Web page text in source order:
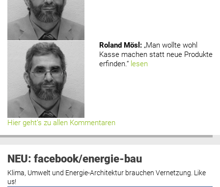
Roland Mösl : „Man wollte wohl
Kasse machen statt neue Produkte
erfinden.“ lesen
Hier geht’s zu allen Kommentaren
NEU: facebook/energie-bau
Klima, Umwelt und Energie-Architektur brauchen Vernetzung. Like
us!